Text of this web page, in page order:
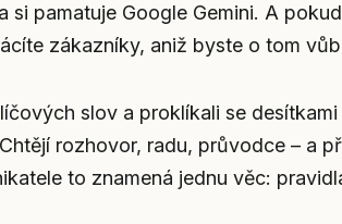
pamatuje Google Gemini. A
zákazníky, aniž byste o tom
slov a proklíkali se
rozhovor, radu, průvodce – a
to znamená jednu věc: